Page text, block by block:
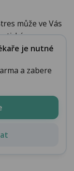
může ve Vás
one...
je nutné
a zabere